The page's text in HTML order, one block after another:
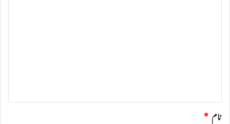
نام *